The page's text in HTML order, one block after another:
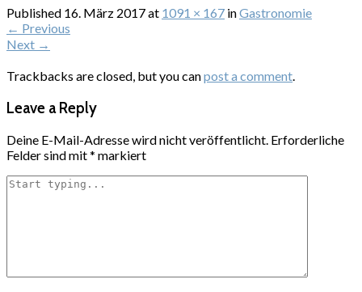
Published 16. März 2017at 1091 × 167 inGastronomie
← Previous
Next →
Trackbacks are closed, but you canpost a comment.
Leave a Reply
Deine E-Mail-Adresse wird nicht veröffentlicht. Erforderliche
Felder sind mit* markiert